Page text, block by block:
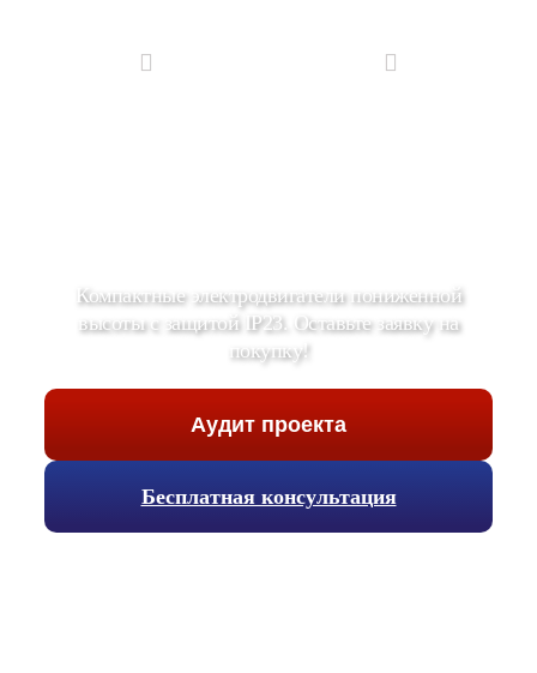
Компактные электродвигатели пониженной
высоты с защитой IP23. Оставьте заявку на
покупку!
Аудит проекта
Бесплатная консультация